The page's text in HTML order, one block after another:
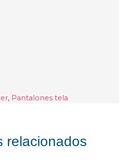
, Pantalones tela
relacionados